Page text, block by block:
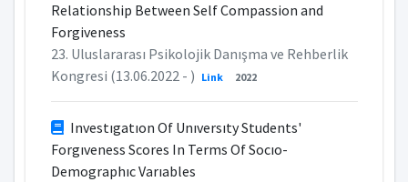
Relationship Between Self Compassion and
Forgiveness
23. Uluslararası Psikolojik Danışma ve Rehberlik
Kongresi (13.06.2022 - ) Link 2022
Investıgatıon Of Unıversıty Students'
Forgıveness Scores In Terms Of Socıo-
Demographıc Varıables